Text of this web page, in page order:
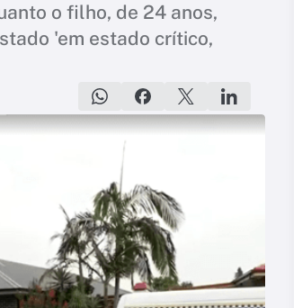
o filho, de 24 anos,
'em estado crítico,